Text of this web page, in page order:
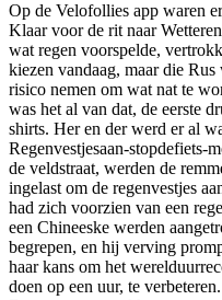
Op de Velofollies app waren
Klaar voor de rit naar
wat regen voorspelde,
kiezen vandaag, maar die
risico nemen om wat nat te
was het al van dat, de eerste
shirts. Her en der werd er al
Regenvestjesaan-stopdefiets-
de veldstraat, werden de
ingelast om de regenvestjes
had zich voorzien van een
een Chineeske werden
begrepen, en hij verving
haar kans om het
doen op een uur, te